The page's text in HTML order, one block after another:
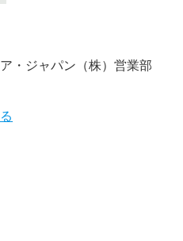
・ジャパン（株）営業部